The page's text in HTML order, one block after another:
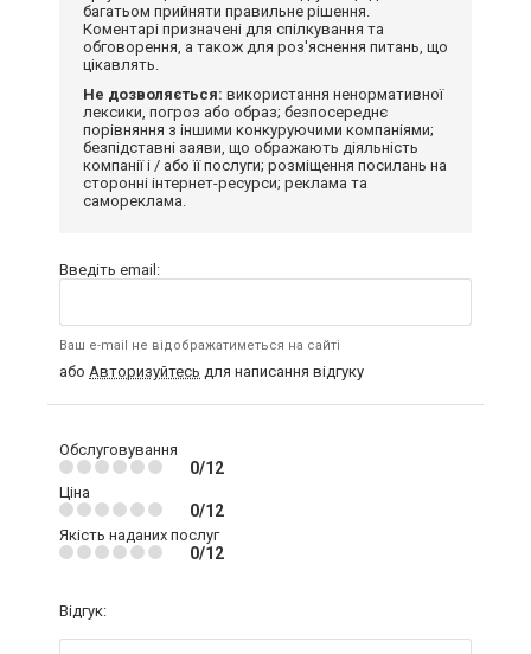
багатьом прийняти правильне рішення.
Коментарі призначені для спілкування та
обговорення, а також для роз'яснення питань, що
цікавлять.
Не дозволяється: використання ненормативної
лексики, погроз або образ; безпосереднє
порівняння з іншими конкуруючими компаніями;
безпідставні заяви, що ображають діяльність
компанії і / або її послуги; розміщення посилань на
сторонні інтернет-ресурси; реклама та
самореклама.
Введіть email:
Ваш e-mail не відображатиметься на сайті
або Авторизуйтесь для написання відгуку
Обслуговування
0/12
Ціна
0/12
Якість наданих послуг
0/12
Відгук: